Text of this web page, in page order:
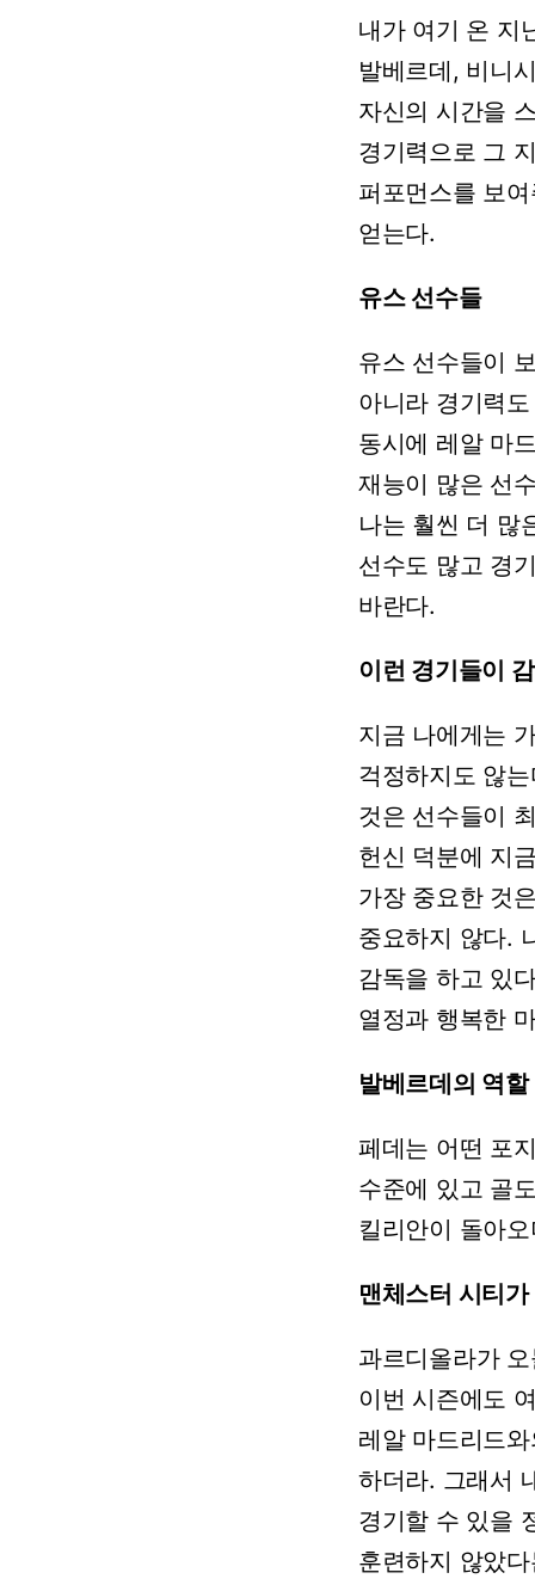
내가 여기 온 지
발베르데, 비니
자신의 시간을
경기력으로 그
퍼포먼스를 보
얻는다.
유스 선수들
유스 선수들이
아니라 경기력도
동시에 레알 마
재능이 많은 선
나는 훨씬 더 많
선수도 많고 경
바란다.
이런 경기들이
지금 나에게는
걱정하지도 않
것은 선수들이
헌신 덕분에 지
가장 중요한 것
중요하지 않다.
감독을 하고 있
열정과 행복한
발베르데의 역할
페데는 어떤 포
수준에 있고 골
킬리안이 돌아
맨체스터 시티가
과르디올라가
이번 시즌에도
레알 마드리드
하더라. 그래서
경기할 수 있을
훈련하지 않았